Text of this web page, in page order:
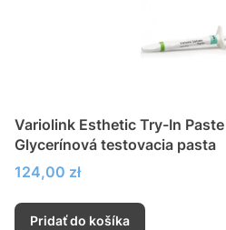
Variolink Esthetic Try-In
Glycerínová testovacia pasta
Cena
124,00 zł
Pridať do košíka